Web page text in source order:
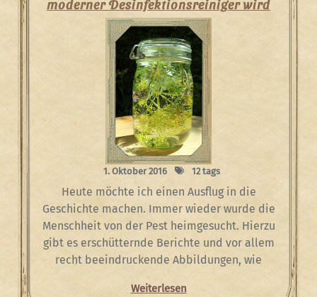
moderner Desinfektionsreiniger wird
1. Oktober 2016 12 tags
Heute möchte ich einen Ausflug in die
Geschichte machen. Immer wieder wurde die
Menschheit von der Pest heimgesucht. Hierzu
gibt es erschütternde Berichte und vor allem
recht beeindruckende Abbildungen, wie
Weiterlesen